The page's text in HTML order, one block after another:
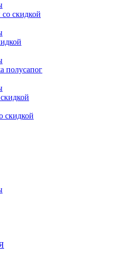
скидкой
полусапог
скидкой